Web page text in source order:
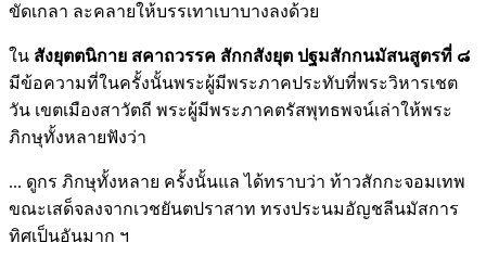
ขัดเกลา ละคลายให้บรรเทาเบาบางลงด้วย
ใน สังยุตตนิกาย สคาถวรรค สักกสังยุต ปฐมสักกนมัสนสูตรที่ ๘
มีข้อความที่ในครั้งนั้นพระผู้มีพระภาคประทับที่พระวิหารเชต
วัน เขตเมืองสาวัตถี พระผู้มีพระภาคตรัสพุทธพจน์เล่าให้พระ
ภิกษุทั้งหลายฟังว่า
... ดูกร ภิกษุทั้งหลาย ครั้งนั้นแล ได้ทราบว่า ท้าวสักกะจอมเทพ
ขณะเสด็จลงจากเวชยันตปราสาท ทรงประนมอัญชลีนมัสการ
ทิศเป็นอันมาก ฯ